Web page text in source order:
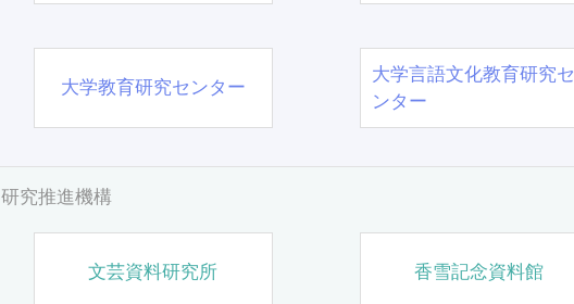
大学教育研究センター
大学言語文化教育研究セ
ンター
研究推進機構
文芸資料研究所 香雪記念資料館